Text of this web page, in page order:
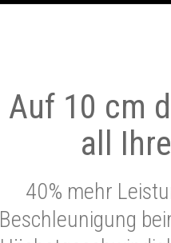
Auf 10 cm
all
40% mehr
Beschleunigung